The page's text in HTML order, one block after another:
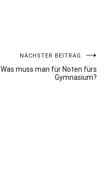
NÄCHSTER BEITRAG
Was muss man für Noten fürs
Gymnasium?